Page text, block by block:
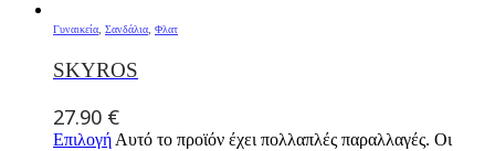
Γυναικεία Σανδάλια Φλατ
SKYROS
27.90 €
Επιλογή Αυτό το προϊόν έχει πολλαπλές παραλλαγές. Οι